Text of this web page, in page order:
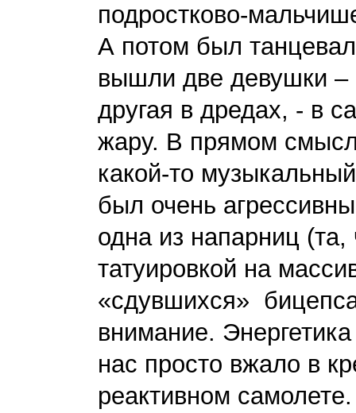
подростково-
А потом был
вышли две девушки –
другая в дредах, - в
жару. В прямом
какой-то
был очень
одна из напарниц (та,
татуировкой на
«сдувшихся»
внимание.
нас просто вжало в
реактивном